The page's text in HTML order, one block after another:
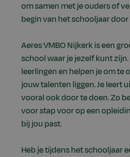
om samen met je ouders of
begin van het schooljaar
Aeres VMBO Nijkerk is een
school waar je jezelf kunt
leerlingen en helpen je om te
jouw talenten liggen. Je leert
vooral ook door te doen. Zo
voor stap voor op een
bij jou past.
Heb je tijdens het schooljaar